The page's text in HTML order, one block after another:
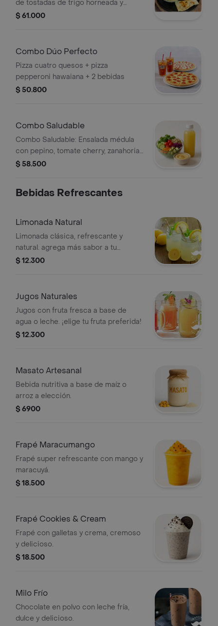
de tostadas de trigo horneada y
bebida natural 10 oz a elegir.
$ 61.000
Combo Dúo Perfecto
Pizza cuatro quesos + pizza
pepperoni hawaiana + 2 bebidas
$ 50.800
Combo Saludable
Combo Saludable: Ensalada médula
con pepino, tomate cherry, zanahoria,
aguacate y quinoa, acompañada de
$ 58.500
Bebidas Refrescantes
Limonada Natural
Limonada clásica, refrescante y
natural. agrega más sabor a tu
momento de frescura
$ 12.300
Jugos Naturales
Jugos con fruta fresca a base de
agua o leche. ¡elige tu fruta preferida!
$ 12.300
Masato Artesanal
Bebida nutritiva a base de maíz o
arroz a elección.
$ 6900
Frapé Maracumango
Frapé super refrescante con mango y
maracuyá.
$ 18.500
Frapé Cookies & Cream
Frapé con galletas y crema, cremoso
y delicioso.
$ 18.500
Milo Frío
Chocolate en polvo con leche fría,
dulce y delicioso.